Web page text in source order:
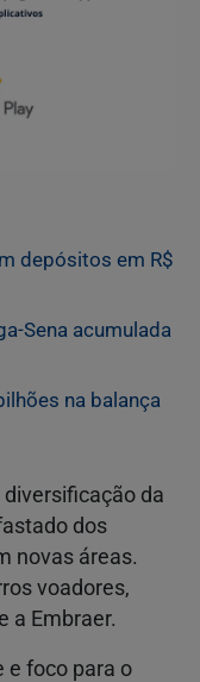
depósitos em R$
Sena acumulada
na balança
da
dos
novas áreas.
voadores,
a Embraer.
e foco para o